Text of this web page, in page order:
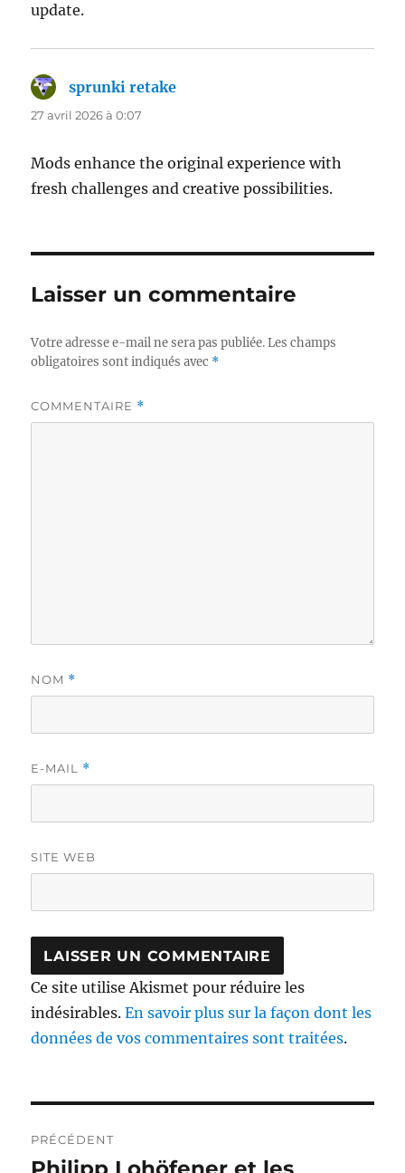
update.
sprunki retake
27 avril 2026 à 0:07
Mods enhance the original experience with
fresh challenges and creative possibilities.
Laisser un commentaire
Votre adresse e-mail ne sera pas publiée. Les champs
obligatoires sont indiqués avec *
COMMENTAIRE *
NOM *
E-MAIL *
SITE WEB
Ce site utilise Akismet pour réduire les
indésirables.En savoir plus sur la façon dont les
données de vos commentaires sont traitées.
de
PRÉCÉDENT
Publication